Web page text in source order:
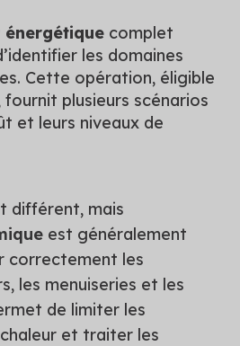
énergétique complet
les domaines
Cette opération, éligible
fournit plusieurs scénarios
et leurs niveaux de
différent, mais
est généralement
correctement les
les menuiseries et les
de limiter les
et traiter les